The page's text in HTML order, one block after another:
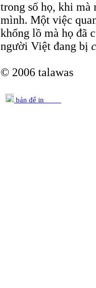
trong số họ, khi
mình. Một việc
khổng lồ mà họ đã
người Việt đang bị
© 2006 talawas
bản để in